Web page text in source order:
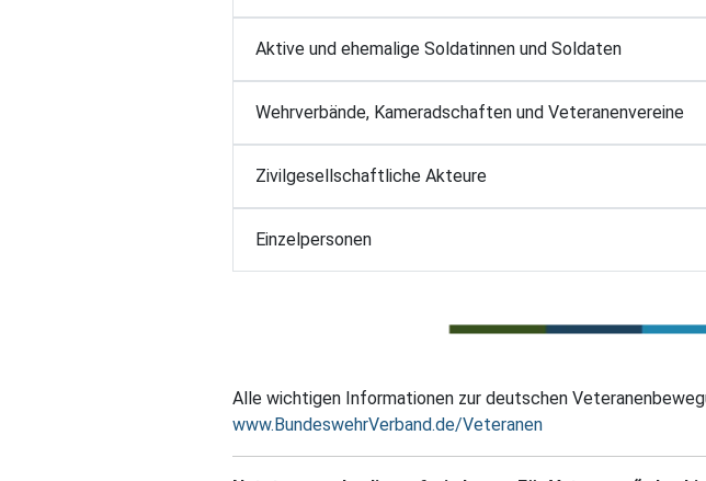
Aktive und ehemalige Soldatinnen und Soldaten
Wehrverbände, Kameradschaften und Veteranenvereine
Zivilgesellschaftliche Akteure
Einzelpersonen
Alle wichtigen Informationen zur deutschen
www.BundeswehrVerband.de/Veteranen